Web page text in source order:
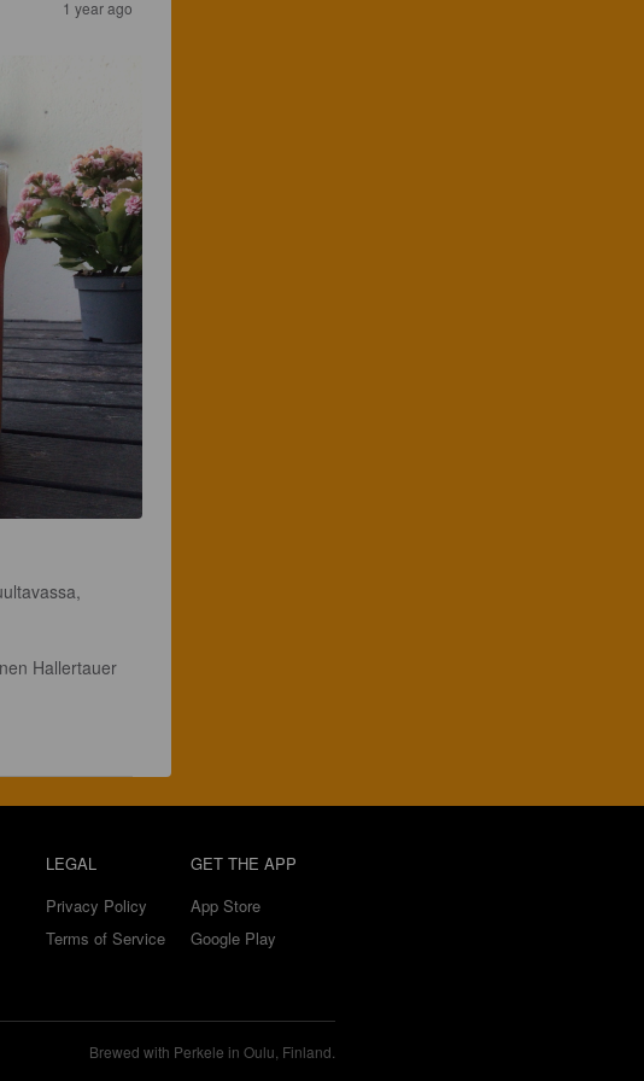
1 year ago
Hallertauer
LEGAL
Privacy Policy
Terms of Service
GET THE APP
App Store
Google Play
Brewed with Perkele in Oulu, Finland.